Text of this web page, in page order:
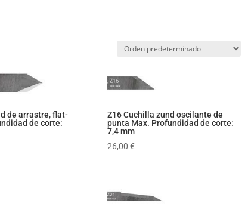
de arrastre, flat-
de corte:
Z16 Cuchilla zund oscilante de
punta Max. Profundidad de corte:
7,4 mm
26,00 €